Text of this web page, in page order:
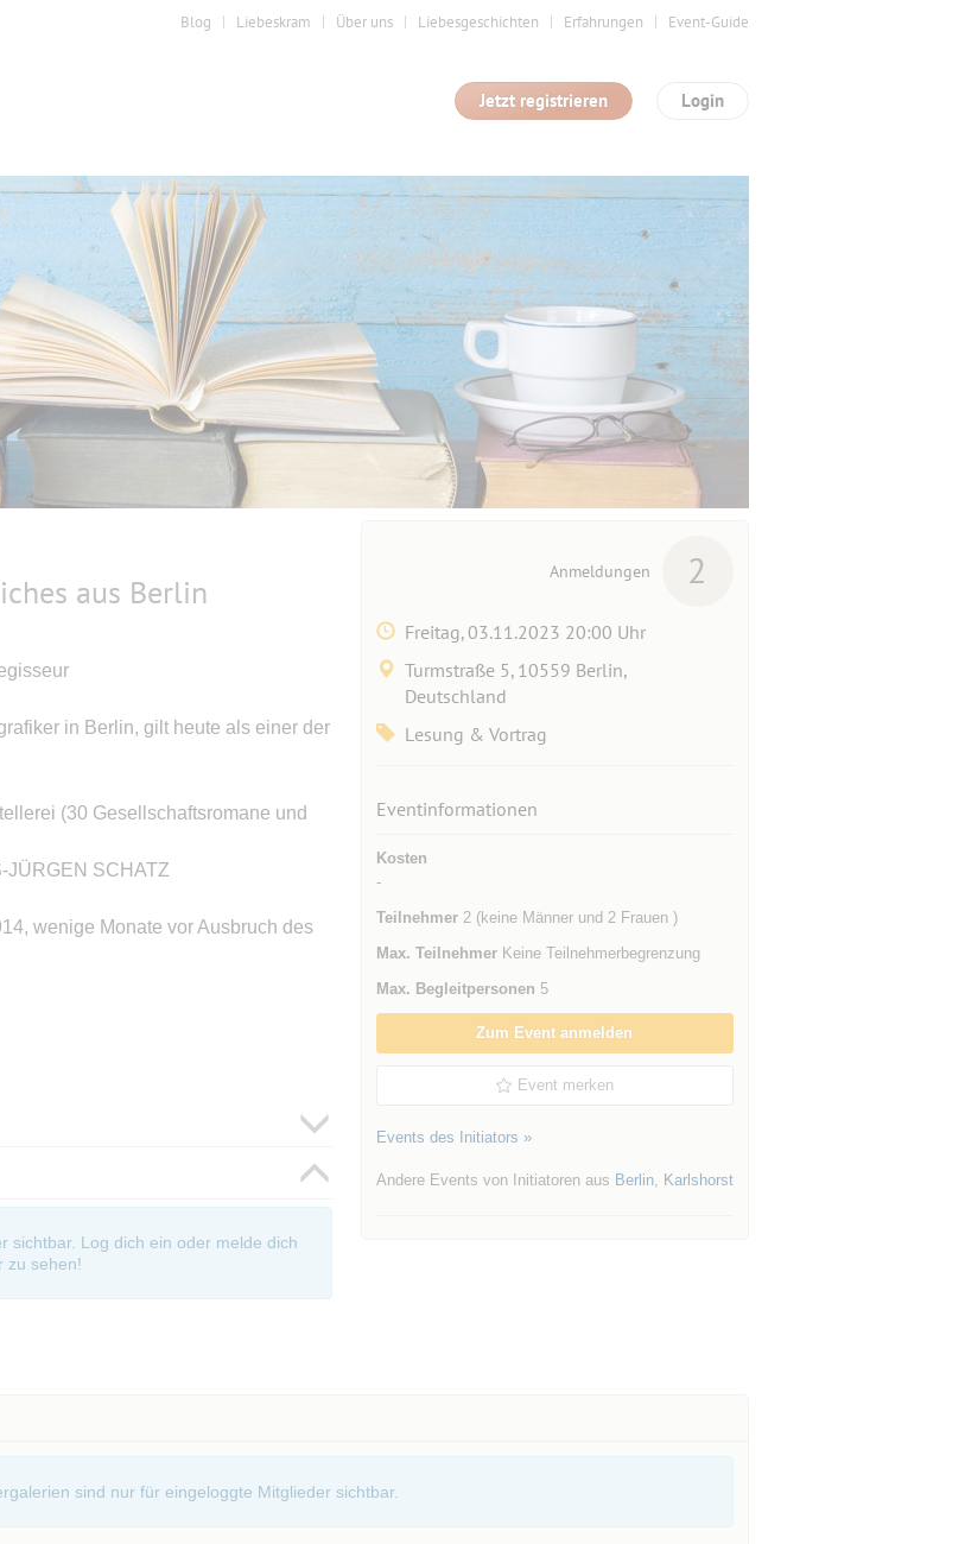
Blog Liebeskram Über uns Liebesgeschichten Erfahrungen Event-Guide
Login
Jetzt registrieren
aus Berlin
in Berlin, gilt heute als einer der
(30 Gesellschaftsromane und
JÜRGEN SCHATZ
wenige Monate vor Ausbruch des
sichtbar. Log dich ein oder melde dich
zu sehen!
Anmeldungen 2
Freitag, 03.11.2023 20:00 Uhr
Turmstraße 5, 10559 Berlin,
Deutschland
Lesung & Vortrag
Eventinformationen
Kosten
-
Teilnehmer2 (keine Männer und 2 Frauen )
Max. TeilnehmerKeine Teilnehmerbegrenzung
Max. Begleitpersonen 5
Zum Event anmelden
Event merken
Events des Initiators »
Andere Events von Initiatoren aus Berlin, Karlshorst
sind nur für eingeloggte Mitglieder sichtbar.